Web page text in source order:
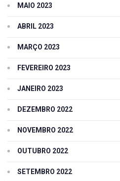
MAIO 2023
ABRIL 2023
MARÇO 2023
FEVEREIRO 2023
JANEIRO 2023
DEZEMBRO 2022
NOVEMBRO 2022
OUTUBRO 2022
SETEMBRO 2022